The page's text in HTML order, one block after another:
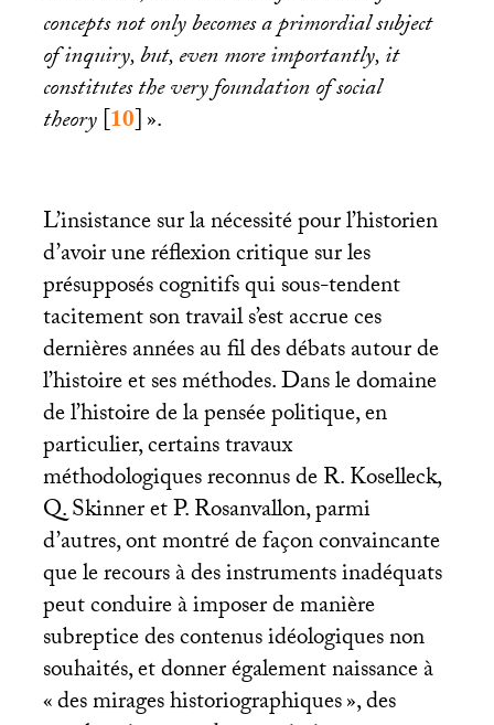
concepts not only becomes a primordial subject
of inquiry,but, even more importantly, it
constitutes the very foundation of social
theory[10]».
L’insistance sur la nécessité pour l’historien
d’avoir une réflexion critique sur les
présupposés cognitifs qui sous-tendent
tacitement son travail s’est accrue ces
dernières années au fil des débats autour de
l’histoire et ses méthodes. Dans le domaine
de l’histoire de la pensée politique, en
particulier, certains travaux
méthodologiques reconnus de R. Koselleck,
Q. Skinner et P. Rosanvallon, parmi
d’autres, ont montré de façon convaincante
que le recours à des instruments inadéquats
peut conduire à imposer de manière
subreptice des contenus idéologiques non
souhaités, et donner également naissance à
«des mirages historiographiques», des